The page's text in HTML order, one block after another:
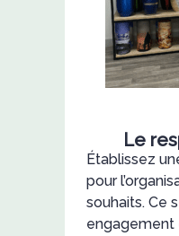
Le
Établissez
pour
souhaits. Ce
engagement